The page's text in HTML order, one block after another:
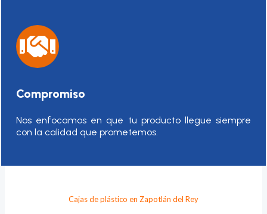
Compromiso
Nos enfocamos en que tu producto llegue siempre
con la calidad que prometemos.
Cajas de plástico en Zapotlán del Rey